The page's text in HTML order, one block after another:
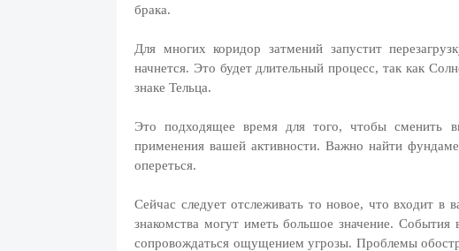
брака.
Для многих коридор затмений запустит
начнется. Это будет длительный процесс, так как
знаке Тельца.
Это подходящее время для того, чтобы сменить
применения вашей активности. Важно найти
опереться.
Сейчас следует отслеживать то новое, что входит
знакомства могут иметь большое значение.
сопровождаться ощущением угрозы. Проблемы